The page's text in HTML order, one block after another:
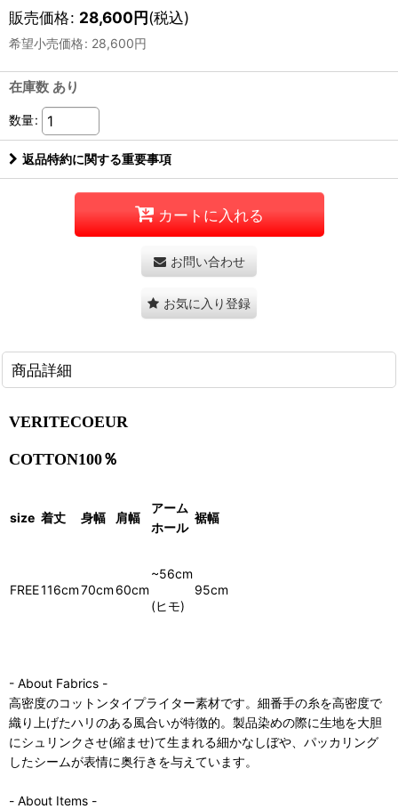
販売価格: 28,600円(税込)
希望小売価格: 28,600円
在庫数 あり
数量:
返品特約に関する重要事項
カートに入れる
お問い合わせ
お気に入り登録
商品詳細
VERITECOEUR
COTTON100％
size 着丈 身幅 肩幅
アーム
ホール
裾幅
FREE116cm70cm60cm
~56cm
(ヒモ)
95cm
- About Fabrics -
高密度のコットンタイプライター素材です。細番手の糸を高密度で
織り上げたハリのある風合いが特徴的。製品染めの際に生地を大胆
にシュリンクさせ(縮ませ)て生まれる細かなしぼや、パッカリング
したシームが表情に奥行きを与えています。
- About Items -